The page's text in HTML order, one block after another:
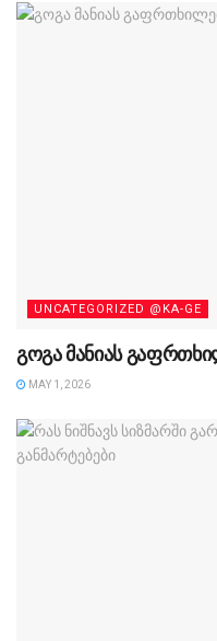
UNCATEGORIZED @KA-GE
გოგა მანიას
MAY 1, 2026